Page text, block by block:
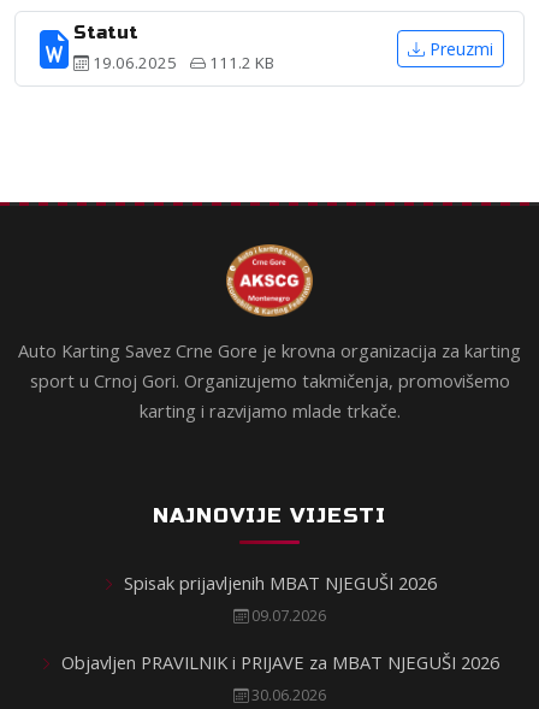
Statut
19.06.2025
111.2 KB
Preuzmi
Auto Karting Savez Crne Gore je krovna organizacija za karting
sport u Crnoj Gori. Organizujemo takmičenja, promovišemo
karting i razvijamo mlade trkače.
NAJNOVIJE VIJESTI
Spisak prijavljenih MBAT NJEGUŠI 2026
09.07.2026
Objavljen PRAVILNIK i PRIJAVE za MBAT NJEGUŠI 2026
30.06.2026